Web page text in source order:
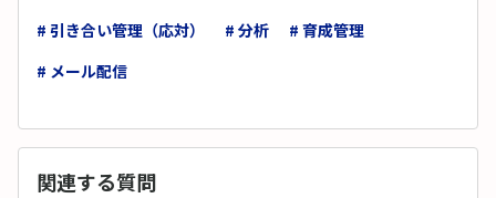
# 引き合い管理（応対）
# 分析
# 育成管理
# メール配信
関連する質問